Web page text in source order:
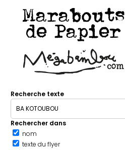
Marabouts
de Papier
Recherche texte
Rechercher dans
nom
texte du flyer